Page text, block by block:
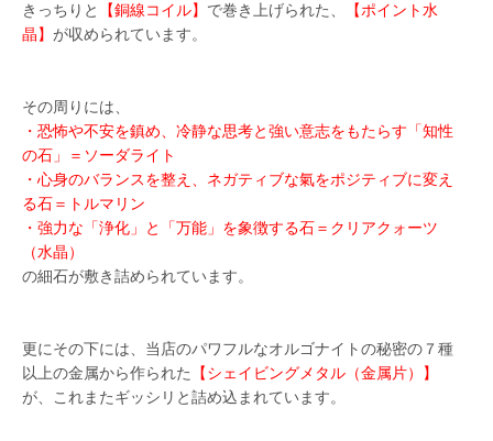
きっちりと
【銅線コイル】 で巻き上げられた、
【ポイント水
晶】 が収められています。
その周りには、
・恐怖や不安を鎮め、冷静な思考と強い意志をもたらす「知性
の石」＝ソーダライト
・心身のバランスを整え、ネガティブな氣をポジティブに変え
る石＝トルマリン
・強力な「浄化」と「万能」を象徴する石＝クリアクォーツ
（水晶）
の細石が敷き詰められています。
更にその下には、当店のパワフルなオルゴナイトの秘密の７種
以上の金属から作られた
【シェイビングメタル（金属片）】
が、これまたギッシリと詰め込まれています。